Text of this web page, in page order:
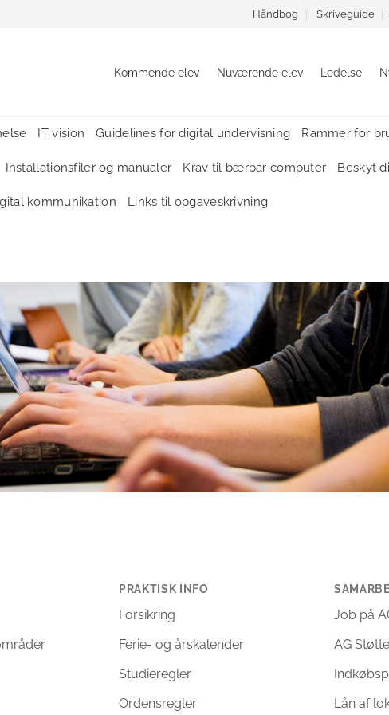
Håndbog Skriveguide
Kommende elev Nuværende elev Ledelse
IT vision Guidelines for digital undervisning Rammer for
Installationsfiler og manualer Krav til bærbar computer Beskyt
kommunikation Links til opgaveskrivning
PRAKTISK INFO
Forsikring
Ferie- og årskalender
Studieregler
Ordensregler
Job på
AG
Lån af